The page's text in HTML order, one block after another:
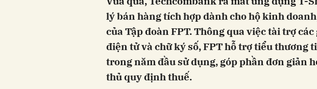
lý bán hàng tích hợp dành cho hộ kinh
của Tập đoàn FPT. Thông qua việc tài trợ
điện tử và chữ ký số, FPT hỗ trợ tiểu thương
trong năm đầu sử dụng, góp phần đơn giản
thủ quy định thuế.